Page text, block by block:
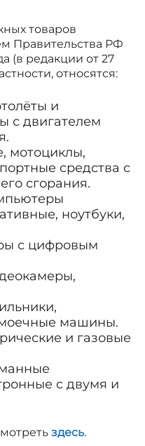
товаров
Правительства РФ
(в редакции от 27
относятся:
и
с двигателем
мотоциклы,
средства с
сгорания.
ноутбуки,
с цифровым
машины.
и газовые
с двумя и
здесь.